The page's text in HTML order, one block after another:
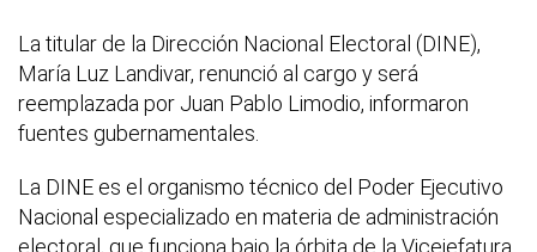
La titular de la Dirección Nacional Electoral (DINE),
María Luz Landivar, renunció al cargo y será
reemplazada por Juan Pablo Limodio, informaron
fuentes gubernamentales.
La DINE es el organismo técnico del Poder Ejecutivo
Nacional especializado en materia de administración
electoral, que funciona bajo la órbita de la Vicejefatura